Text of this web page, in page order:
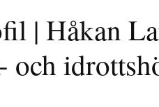
| Håkan
och